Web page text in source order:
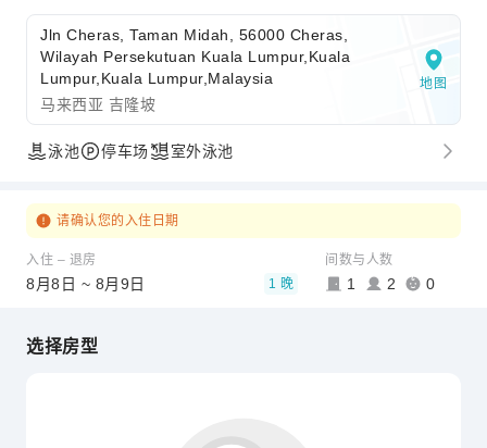
Jln Cheras, Taman Midah, 56000 Cheras,
Wilayah Persekutuan Kuala Lumpur,Kuala
Lumpur,Kuala Lumpur,Malaysia
马来西亚 吉隆坡
地图
泳池 停车场 室外泳池
请确认您的入住日期
入住 – 退房
8月8日 ~ 8月9日 1 晚
间数与人数
1 2 0
选择房型